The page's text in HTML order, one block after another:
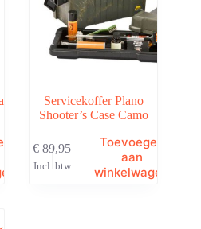
Servicekoffer Plano
Shooter’s Case Camo
€ 89,95
Incl. btw
Toevoegen
aan
winkelwagen